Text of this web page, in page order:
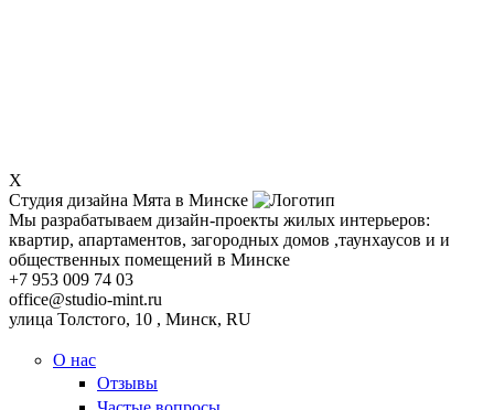
X
Студия дизайна Мята в Минске
Мы разрабатываем дизайн-проекты жилых интерьеров:
квартир, апартаментов, загородных домов ,таунхаусов и и
общественных помещений в Минске
+7 953 009 74 03
office@studio-mint.ru
улица Толстого, 10 , Минск, RU
О нас
Отзывы